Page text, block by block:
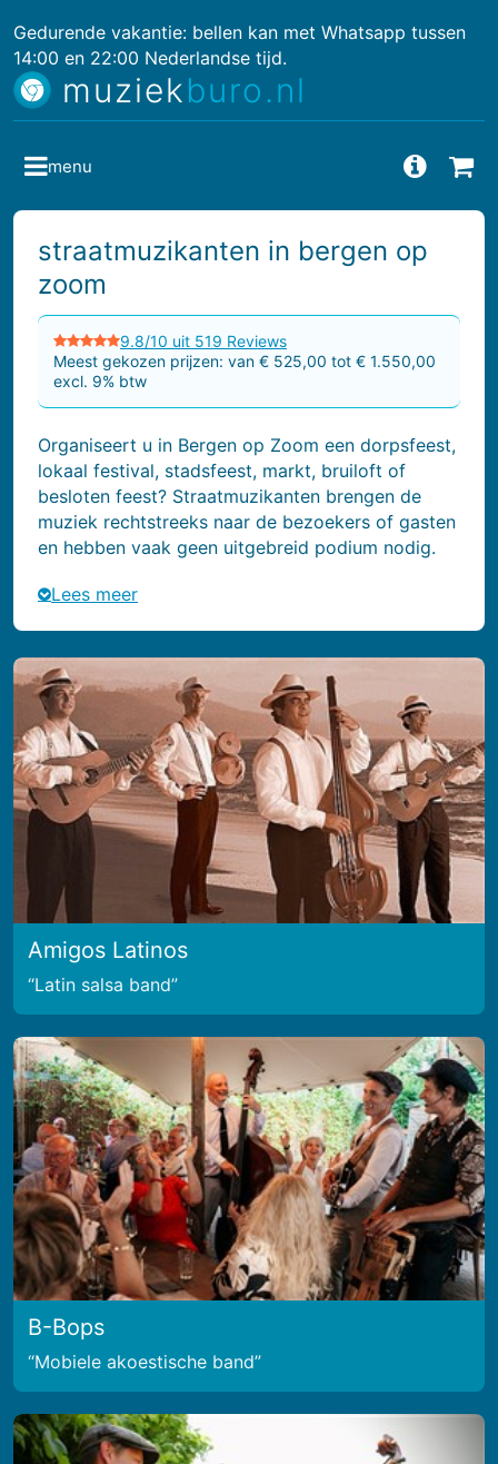
Gedurende vakantie: bellen kan met Whatsapp tussen
14:00 en 22:00 Nederlandse tijd.
muziekburo.nl
straatmuzikanten in bergen op
zoom
9.8/10 uit 519 Reviews
Meest gekozen prijzen: van € 525,00 tot € 1.550,00
excl. 9% btw
Organiseert u in Bergen op Zoom een dorpsfeest,
lokaal festival, stadsfeest, markt, bruiloft of
besloten feest? Straatmuzikanten brengen de
muziek rechtstreeks naar de bezoekers of gasten
en hebben vaak geen uitgebreid podium nodig.
Lees meer
Amigos Latinos
Latin salsa band
B-Bops
Mobiele akoestische band
menu